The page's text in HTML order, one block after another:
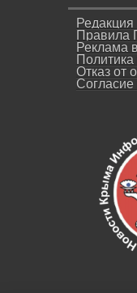
Редакция
Правила
Реклама
Отказ от